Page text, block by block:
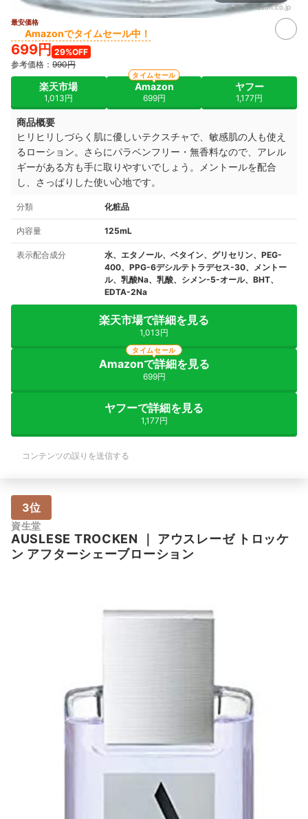
出典：amazon.co.jp
最安価格
Amazonでタイムセール中！
699円 29%OFF
参考価格： 990円
楽天市場
1,013円
Amazon
699円
タイムセール
ヤフー
1,177円
商品概要
ヒリヒリしづらく肌に優しいテクスチャで、敏感肌の人も使え
るローション。さらにパラベンフリー・無香料なので、アレル
ギーがある方も手に取りやすいでしょう。メントールを配合
し、さっぱりした使い心地です。
分類 化粧品
内容量 125mL
表示配合成分
水、エタノール、ベタイン、グリセリン、PEG-
400、PPG-6デシルテトラデセス-30、メントー
ル、乳酸Na、乳酸、シメン-5-オール、BHT、
EDTA-2Na
楽天市場で詳細を見る
1,013円
Amazonで詳細を見る
699円
タイムセール
ヤフーで詳細を見る
1,177円
コンテンツの誤りを送信する
3位
資生堂
AUSLESE TROCKEN
アウスレーゼ トロッケ
ン アフターシェーブローション